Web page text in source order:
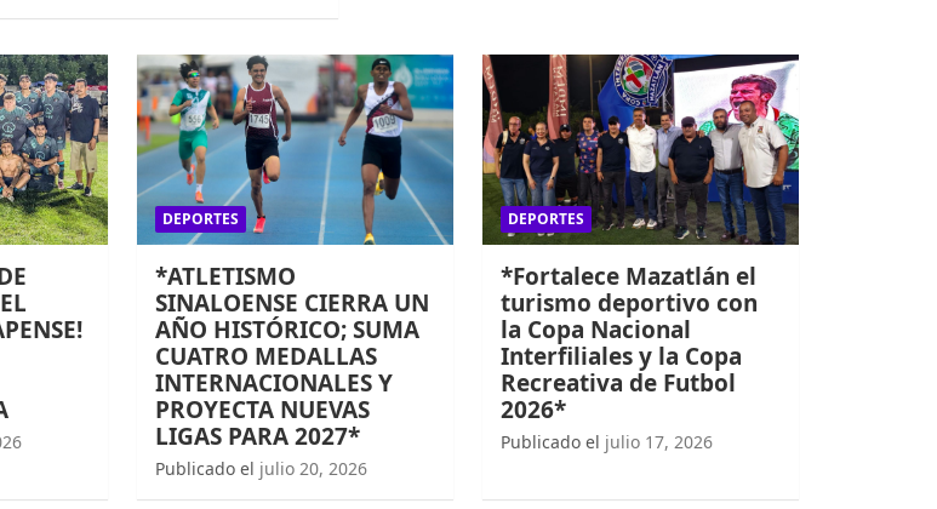
DEPORTES
*ATLETISMO
SINALOENSE CIERRA UN
AÑO HISTÓRICO; SUMA
CUATRO MEDALLAS
INTERNACIONALES Y
PROYECTA NUEVAS
LIGAS PARA 2027*
Publicado el julio 20, 2026
DEPORTES
*Fortalece Mazatlán el
turismo deportivo con
la Copa Nacional
Interfiliales y la Copa
Recreativa de Futbol
2026*
Publicado el julio 17, 2026